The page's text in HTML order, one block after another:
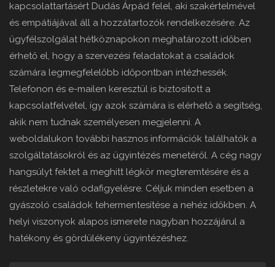
kapcsolattartásért Dudás Árpád felel, aki szakértelmével
és empátiájával áll a hozzátartozók rendelkezésére. Az
ügyfélszolgálat hétköznapokon meghatározott időben
érhető el, hogy a szervezési feladatokat a családok
számára legmegfelelőbb időpontban intézhessék.
Telefonon és e-mailen keresztül is biztosított a
kapcsolatfelvétel, így azok számára is elérhető a segítség,
akik nem tudnak személyesen megjelenni. A
weboldalukon további hasznos információk találhatók a
szolgáltatásokról és az ügyintézés menetéről. A cég nagy
hangsúlyt fektet a meghitt légkör megteremtésére és a
részletekre való odafigyelésre. Céljuk minden esetben a
gyászoló családok tehermentesítése a nehéz időkben. A
helyi viszonyok alapos ismerete nagyban hozzájárul a
hatékony és gördülékeny ügyintézéshez.